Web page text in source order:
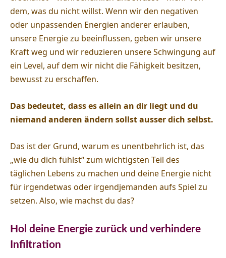
dem, was du nicht willst. Wenn wir den negativen
oder unpassenden Energien anderer erlauben,
unsere Energie zu beeinflussen, geben wir unsere
Kraft weg und wir reduzieren unsere Schwingung auf
ein Level, auf dem wir nicht die Fähigkeit besitzen,
bewusst zu erschaffen.
Das bedeutet, dass es allein an dir liegt und du
niemand anderen ändern sollst ausser dich selbst.
Das ist der Grund, warum es unentbehrlich ist, das
„wie du dich fühlst“ zum wichtigsten Teil des
täglichen Lebens zu machen und deine Energie nicht
für irgendetwas oder irgendjemanden aufs Spiel zu
setzen. Also, wie machst du das?
Hol deine Energie zurück und verhindere
Infiltration